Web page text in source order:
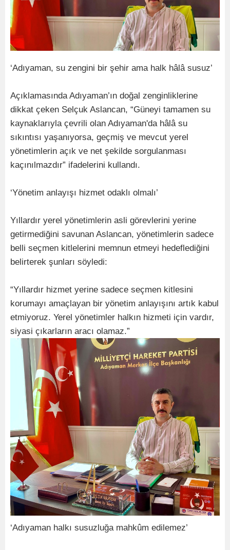
‘Adıyaman, su zengini bir şehir ama halk hâlâ susuz’
Açıklamasında Adıyaman’ın doğal zenginliklerine
dikkat çeken Selçuk Aslancan, “Güneyi tamamen su
kaynaklarıyla çevrili olan Adıyaman'da hâlâ su
sıkıntısı yaşanıyorsa, geçmiş ve mevcut yerel
yönetimlerin açık ve net şekilde sorgulanması
kaçınılmazdır” ifadelerini kullandı.
‘Yönetim anlayışı hizmet odaklı olmalı’
Yıllardır yerel yönetimlerin asli görevlerini yerine
getirmediğini savunan Aslancan, yönetimlerin sadece
belli seçmen kitlelerini memnun etmeyi hedeflediğini
belirterek şunları söyledi:
“Yıllardır hizmet yerine sadece seçmen kitlesini
korumayı amaçlayan bir yönetim anlayışını artık kabul
etmiyoruz. Yerel yönetimler halkın hizmeti için vardır,
siyasi çıkarların aracı olamaz.”
‘Adıyaman halkı susuzluğa mahkûm edilemez’